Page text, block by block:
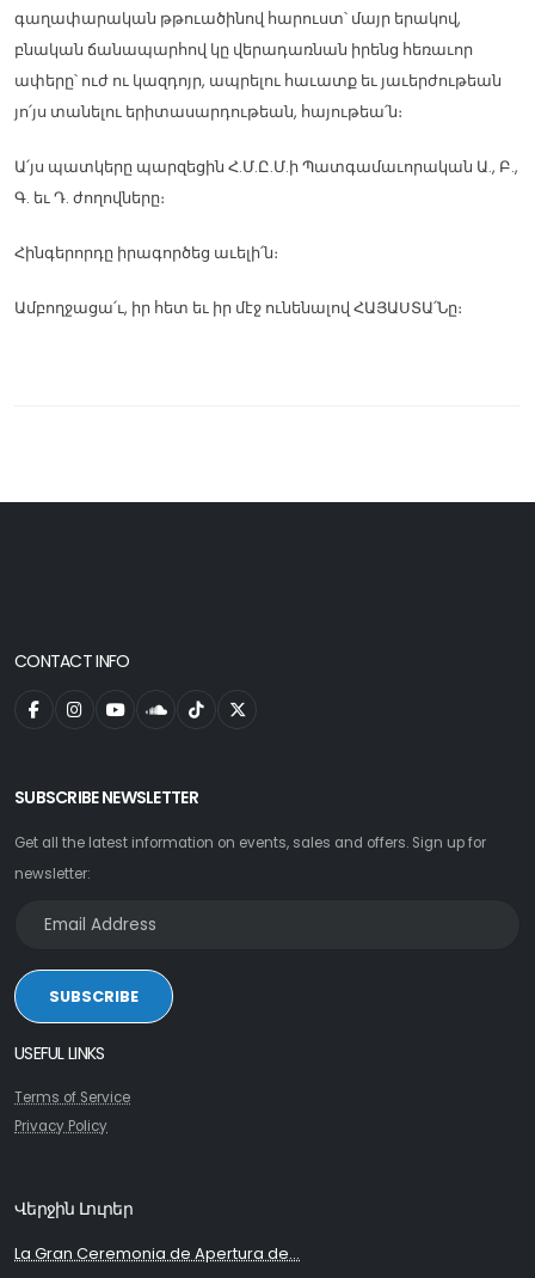
գաղափարական թթուածինով հարուստ՝ մայր երակով,
բնական ճանապարհով կը վերադառնան իրենց հեռաւոր
ափերը՝ ուժ ու կազդոյր, ապրելու հաւատք եւ յաւերժութեան
յո՛յս տանելու երիտասարդութեան, հայութեա՛ն։
Ա՛յս պատկերը պարզեցին Հ.Մ.Ը.Մ.ի Պատգամաւորական Ա., Բ.,
Գ. եւ Դ. ժողովները։
Հինգերորդը իրագործեց աւելի՛ն։
Ամբողջացա՛ւ, իր հետ եւ իր մէջ ունենալով ՀԱՅԱՍՏԱ՛Նը։
CONTACT INFO
SUBSCRIBE NEWSLETTER
Get all the latest information on events, sales and offers. Sign up for
newsletter:
SUBSCRIBE
USEFUL LINKS
Terms of Service
Privacy Policy
Վերջին Լուրեր
La Gran Ceremonia de Apertura de...